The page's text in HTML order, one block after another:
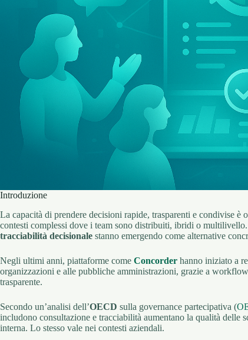
Introduzione
La capacità di prendere decisioni rapide, trasparenti e condivise
contesti complessi dove i team sono distribuiti, ibridi o
tracciabilità decisionale stanno emergendo come alternative
Negli ultimi anni, piattaforme come Concorder hanno iniziato a
organizzazioni e alle pubbliche amministrazioni, grazie a
trasparente.
Secondo un’analisi dell’OECD sulla governance partecipativa (
includono consultazione e tracciabilità aumentano la qualità delle
interna. Lo stesso vale nei contesti aziendali.